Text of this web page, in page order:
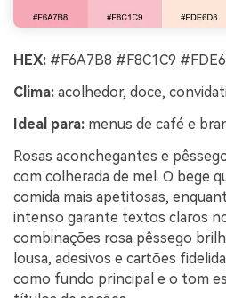
HEX: #F6A7B8 #F8C1C9
Clima: acolhedor, doce,
Ideal para: menus de café e
Rosas aconchegantes e
com colherada de mel. O bege
comida mais apetitosas,
intenso garante textos claros
combinações rosa pêssego
lousa, adesivos e cartões
como fundo principal e o tom